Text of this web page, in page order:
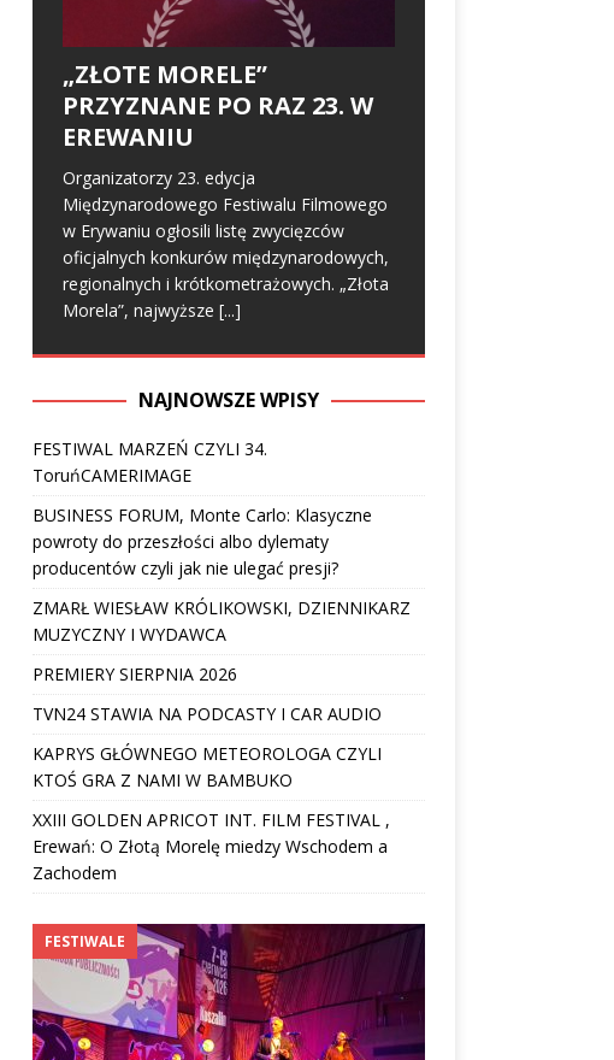
„ZŁOTE MORELE”
PRZYZNANE PO RAZ 23. W
EREWANIU
Organizatorzy 23. edycja
Międzynarodowego Festiwalu Filmowego
w Erywaniu ogłosili listę zwycięzców
oficjalnych konkurów międzynarodowych,
regionalnych i krótkometrażowych. „Złota
Morela”, najwyższe [...]
NAJNOWSZE WPISY
FESTIWAL MARZEŃ CZYLI 34.
ToruńCAMERIMAGE
BUSINESS FORUM, Monte Carlo: Klasyczne
powroty do przeszłości albo dylematy
producentów czyli jak nie ulegać presji?
ZMARŁ WIESŁAW KRÓLIKOWSKI, DZIENNIKARZ
MUZYCZNY I WYDAWCA
PREMIERY SIERPNIA 2026
TVN24 STAWIA NA PODCASTY I CAR AUDIO
KAPRYS GŁÓWNEGO METEOROLOGA CZYLI
KTOŚ GRA Z NAMI W BAMBUKO
XXIII GOLDEN APRICOT INT. FILM FESTIVAL ,
Erewań: O Złotą Morelę miedzy Wschodem a
Zachodem
FESTIWALE